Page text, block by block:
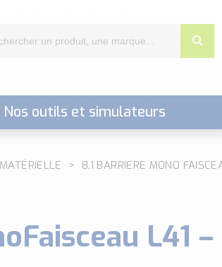
Nos outils et simulateurs
8.1 BARRIERE MONO
L41 –